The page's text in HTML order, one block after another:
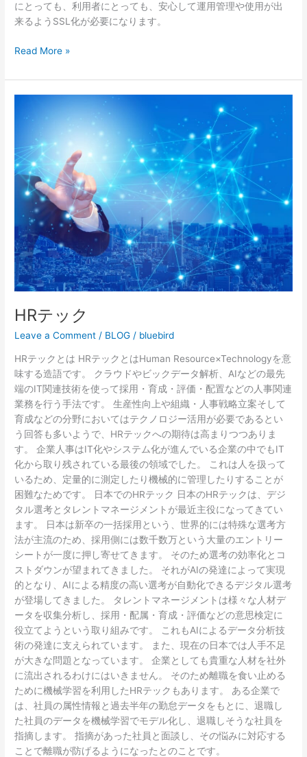
にとっても、利用者にとっても、安心して運用管理や使用が出
来るようSSL化が必要になります。
Read More »
HRテック
Leave a Comment / BLOG / bluebird
HRテックとは HRテックとはHuman Resource×Technologyを意
味する造語です。 クラウドやビックデータ解析、AIなどの最先
端のIT関連技術を使って採用・育成・評価・配置などの人事関連
業務を行う手法です。 生産性向上や組織・人事戦略立案そして
育成などの分野においてはテクノロジー活用が必要であるとい
う回答も多いようで、HRテックへの期待は高まりつつありま
す。 企業人事はIT化やシステム化が進んでいる企業の中でもIT
化から取り残されている最後の領域でした。 これは人を扱って
いるため、定量的に測定したり機械的に管理したりすることが
困難なためです。 日本でのHRテック 日本のHRテックは、デジ
タル選考とタレントマネージメントが最近主役になってきてい
ます。 日本は新卒の一括採用という、世界的には特殊な選考方
法が主流のため、採用側には数千数万という大量のエントリー
シートが一度に押し寄せてきます。 そのため選考の効率化とコ
ストダウンが望まれてきました。 それがAIの発達によって実現
的となり、AIによる精度の高い選考が自動化できるデジタル選考
が登場してきました。 タレントマネージメントは様々な人材デ
ータを収集分析し、採用・配属・育成・評価などの意思検定に
役立てようという取り組みです。 これもAIによるデータ分析技
術の発達に支えられています。 また、現在の日本では人手不足
が大きな問題となっています。 企業としても貴重な人材を社外
に流出されるわけにはいきません。 そのため離職を食い止める
ために機械学習を利用したHRテックもあります。 ある企業で
は、社員の属性情報と過去半年の勤怠データをもとに、退職し
た社員のデータを機械学習でモデル化し、退職しそうな社員を
指摘します。 指摘があった社員と面談し、その悩みに対応する
ことで離職が防げるようになったとのことです。
ク